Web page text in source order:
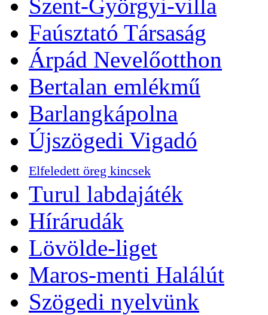
Szent-Györgyi-villa
Faúsztató Társaság
Árpád Nevelőotthon
Bertalan emlékmű
Barlangkápolna
Újszögedi Vigadó
Elfeledett öreg kincsek
Turul labdajáték
Hírárudák
Lövölde-liget
Maros-menti Halálút
Szögedi nyelvünk